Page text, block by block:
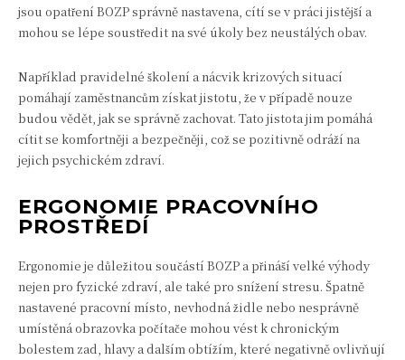
jsou opatření BOZP správně nastavena, cítí se v práci jistější a
mohou se lépe soustředit na své úkoly bez neustálých obav.
Například pravidelné školení a nácvik krizových situací
pomáhají zaměstnancům získat jistotu, že v případě nouze
budou vědět, jak se správně zachovat. Tato jistota jim pomáhá
cítit se komfortněji a bezpečněji, což se pozitivně odráží na
jejich psychickém zdraví.
ERGONOMIE PRACOVNÍHO
PROSTŘEDÍ
Ergonomie je důležitou součástí BOZP a přináší velké výhody
nejen pro fyzické zdraví, ale také pro snížení stresu. Špatně
nastavené pracovní místo, nevhodná židle nebo nesprávně
umístěná obrazovka počítače mohou vést k chronickým
bolestem zad, hlavy a dalším obtížím, které negativně ovlivňují